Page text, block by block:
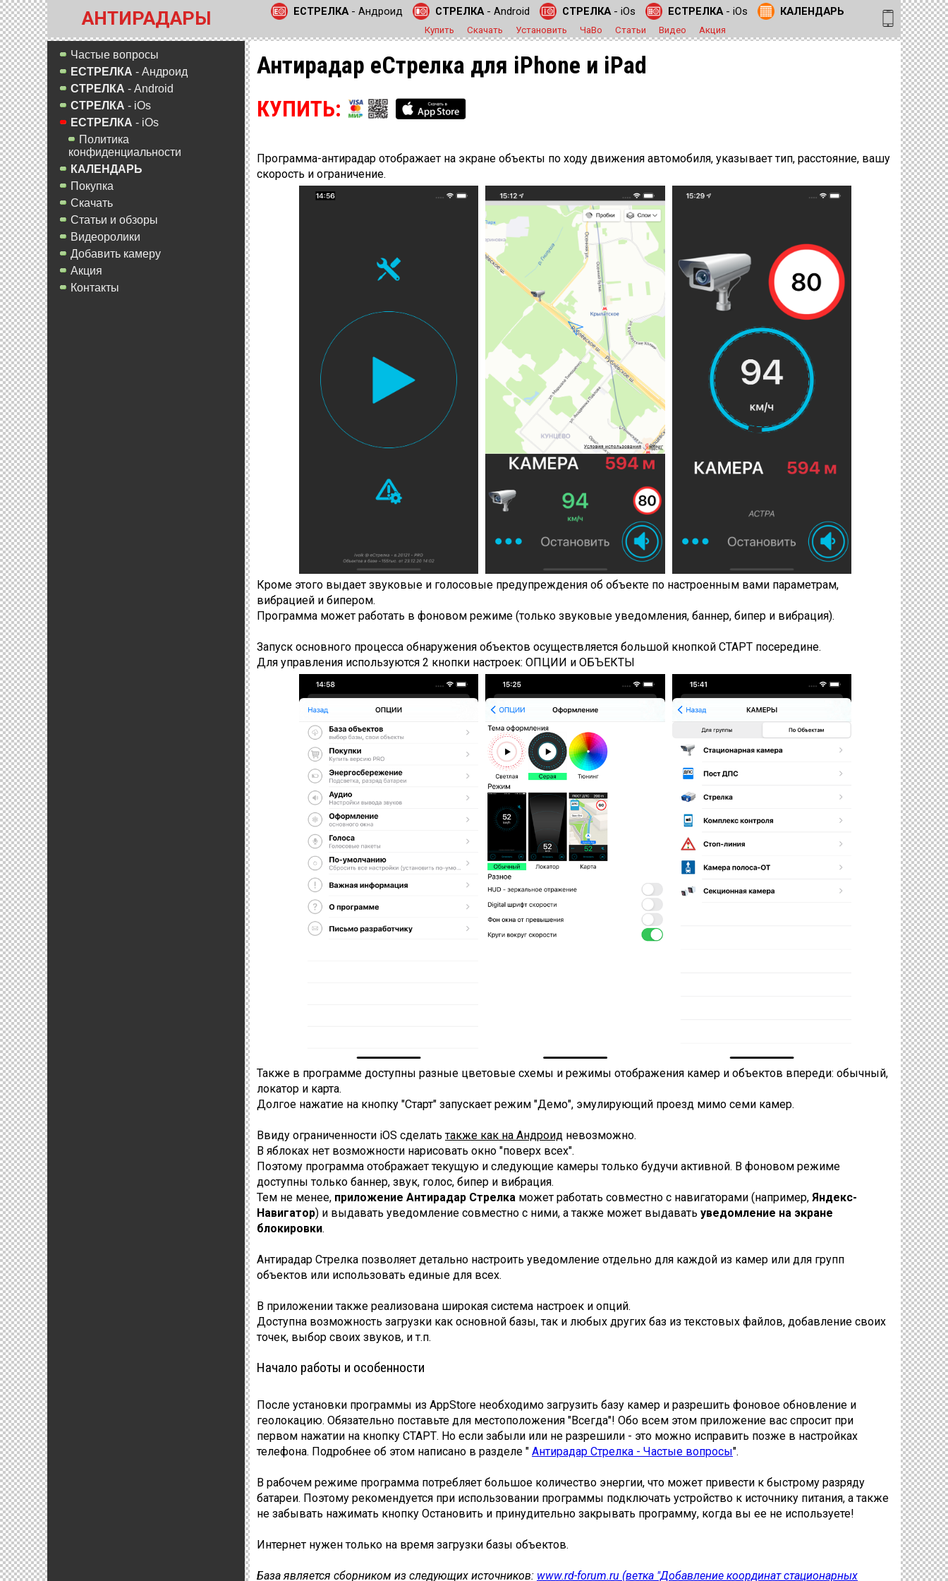
АНТИРАДАРЫ ЕСТРЕЛКА- Андроид СТРЕЛКА- Android СТРЕЛКА- iOs ЕСТРЕЛКА- iOs КАЛЕНДАРЬ
Купить Скачать Установить ЧаВо Статьи Видео Акция
Частые вопросы
ЕСТРЕЛКА - Андроид
СТРЕЛКА - Android
СТРЕЛКА - iOs
ЕСТРЕЛКА - iOs
Политика
конфиденциальности
КАЛЕНДАРЬ
Покупка
Скачать
Статьи и обзоры
Видеоролики
Добавить камеру
Акция
Контакты
Антирадар еСтрелка для iPhone и iPad
КУПИТЬ:
Программа-антирадар отображает на экране объекты по ходу движения автомобиля, указывает тип, расстояние, вашу
скорость и ограничение.
Кроме этого выдает звуковые и голосовые предупреждения об объекте по настроенным вами параметрам,
вибрацией и бипером.
Программа может работать в фоновом режиме (только звуковые уведомления, баннер, бипер и вибрация).
Запуск основного процесса обнаружения объектов осуществляется большой кнопкой СТАРТ посередине.
Для управления используются 2 кнопки настроек: ОПЦИИ и ОБЪЕКТЫ
Также в программе доcтупны разные цветовые схемы и режимы отображения камер и объектов впереди: обычный,
локатор и карта.
Долгое нажатие на кнопку "Старт" запускает режим "Демо", эмулирующий проезд мимо семи камер.
Ввиду ограниченности iOS сделатьтакже как на Андроид невозможно.
В яблоках нет возможности нарисовать окно "поверх всех".
Поэтому программа отображает текущую и следующие камеры только будучи активной. В фоновом режиме
доступны только баннер, звук, голос, бипер и вибрация.
Тем не менее, приложение Антирадар Стрелка может работать совместно с навигаторами (например, Яндекс-
Навигатор) и выдавать уведомление совместно с ними, а также может выдавать уведомление на экране
блокировки.
Антирадар Стрелка позволяет детально настроить уведомление отдельно для каждой из камер или для групп
объектов или использовать единые для всех.
В приложении также реализована широкая система настроек и опций.
Доступна возможность загрузки как основной базы, так и любых других баз из текстовых файлов, добавление своих
точек, выбор своих звуков, и т.п.
Начало работы и особенности
После установки программы из AppStore необходимо загрузить базу камер и разрешить фоновое обновление и
геолокацию. Обязательно поставьте для местоположения "Всегда"! Обо всем этом приложение вас спросит при
первом нажатии на кнопку СТАРТ. Но если забыли или не разрешили - это можно исправить позже в настройках
телефона. Подробнее об этом написано в разделе " Антирадар Стрелка - Частые вопросы".
В рабочем режиме программа потребляет большое количество энергии, что может привести к быстрому разряду
батареи. Поэтому рекомендуется при использовании программы подключать устройство к источнику питания, а также
не забывать нажимать кнопку Остановить и принудительно закрывать программу, когда вы ее не используете!
Интернет нужен только на время загрузки базы объектов.
База является сборником из следующих источников: www.rd-forum.ru (ветка "Добавление координат стационарных